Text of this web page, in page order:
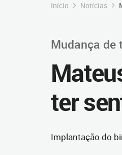
Início Notícias
Mudança de
ter
Implantação do